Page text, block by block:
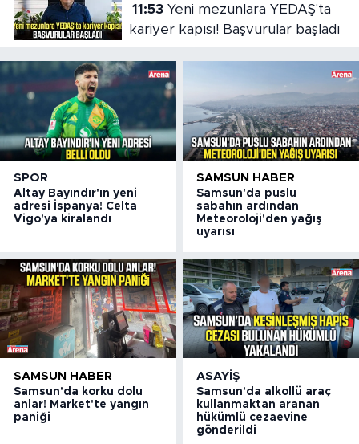
11:53Yeni mezunlara YEDAŞ'ta
kariyer kapısı! Başvurular başladı
SPOR
Altay Bayındır'ın yeni
adresi İspanya! Celta
Vigo'ya kiralandı
SAMSUN HABER
Samsun'da puslu
sabahın ardından
Meteoroloji'den yağış
uyarısı
SAMSUN HABER
Samsun'da korku dolu
anlar! Market'te yangın
paniği
ASAYIŞ
Samsun'da alkollü araç
kullanmaktan aranan
hükümlü cezaevine
gönderildi